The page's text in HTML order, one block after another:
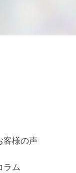
客様の声
ラム